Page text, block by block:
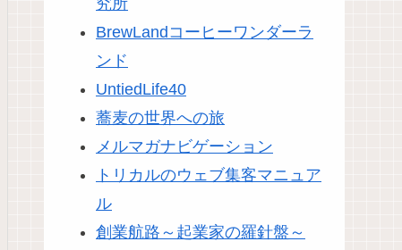
BrewLandコーヒーワンダーラ
ンド
UntiedLife40
蕎麦の世界への旅
メルマガナビゲーション
トリカルのウェブ集客マニュア
ル
創業航路～起業家の羅針盤～